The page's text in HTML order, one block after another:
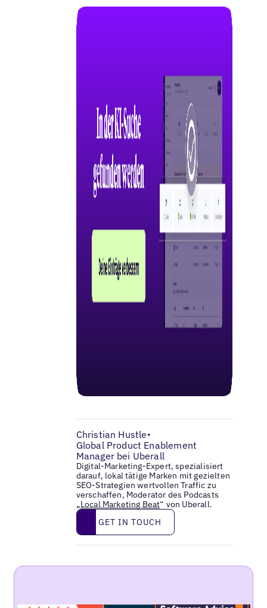
Christian Hustle•
Global Product Enablement
Manager bei Uberall
Digital-Marketing-Expert, spezialisiert
darauf, lokal tätige Marken mit gezielten
SEO-Strategien wertvollen Traffic zu
verschaffen, Moderator des Podcasts
„Local Marketing Beat“ von Uberall.
Get in touch
GET IN TOUCH